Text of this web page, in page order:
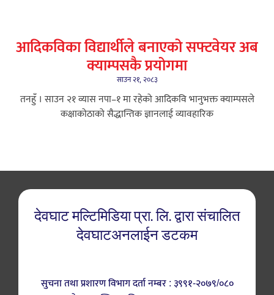
आदिकविका विद्यार्थीले बनाएको सफ्टवेयर अब
क्याम्पसकै प्रयोगमा
साउन २१, २०८३
तनहुँ । साउन २१ ​व्यास नपा–१ मा रहेको आदिकवि भानुभक्त क्याम्पसले
कक्षाकोठाको सैद्धान्तिक ज्ञानलाई व्यावहारिक
देवघाट मल्टिमिडिया प्रा. लि. द्वारा संचालित
देवघाटअनलाईन डटकम
सुचना तथा प्रशारण विभाग दर्ता नम्बर : ३९९१-२०७९/०८०